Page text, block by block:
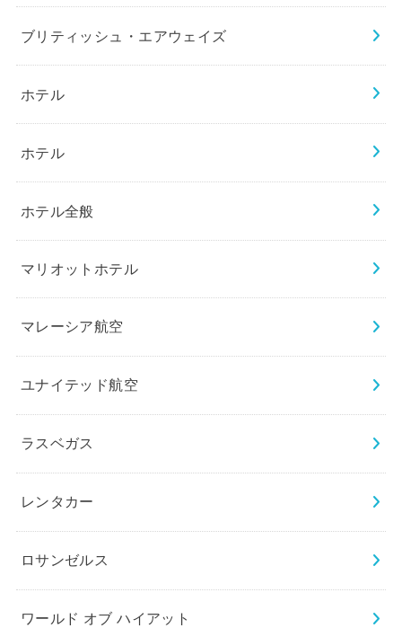
ブリティッシュ・エアウェイズ
ホテル
ホテル
ホテル全般
マリオットホテル
マレーシア航空
ユナイテッド航空
ラスベガス
レンタカー
ロサンゼルス
ワールド オブ ハイアット